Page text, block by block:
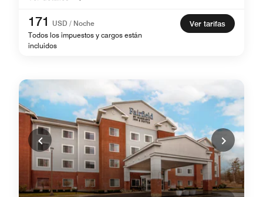
171
USD / Noche
Todos los impuestos y cargos están
incluidos
Ver tarifas